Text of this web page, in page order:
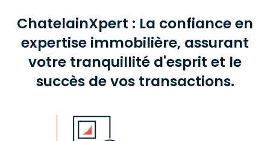
ChatelainXpert : La confiance en
expertise immobilière, assurant
votre tranquillité d'esprit et le
succès de vos transactions.